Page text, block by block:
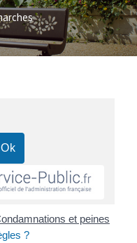
et peines
?